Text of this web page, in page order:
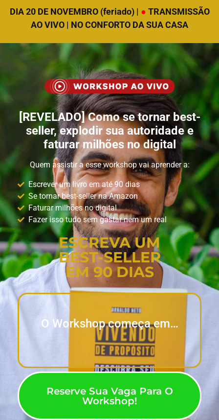
DIA 20 DE NOVEMBRO (feriado) | ● TRANSMISSÃO
AO VIVO | NO CONFORTO DA SUA CASA
[REVELADO] Como se tornar best-
seller, explodir sua autoridade e
faturar milhões no digital
Quem assistir a esse workshop vai aprender a:
Escrever um livro em até 90 dias
Se tornar best-seller na Amazon
Faturar milhões no digital
Fazer isso tudo sem gastar nem um real
ESCREVA UM
BEST-SELLER
EM 90 DIAS
O Workshop começa em…
Reserve Sua Vaga Para O
Workshop!